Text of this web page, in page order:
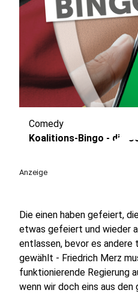
Comedy
Koalitions-Bingo - die
Anzeige
Die einen haben gefeiert,
etwas gefeiert und wieder
entlassen, bevor es andere
gewählt - Friedrich Merz
funktionierende Regierung
wenn wir doch eins aus den